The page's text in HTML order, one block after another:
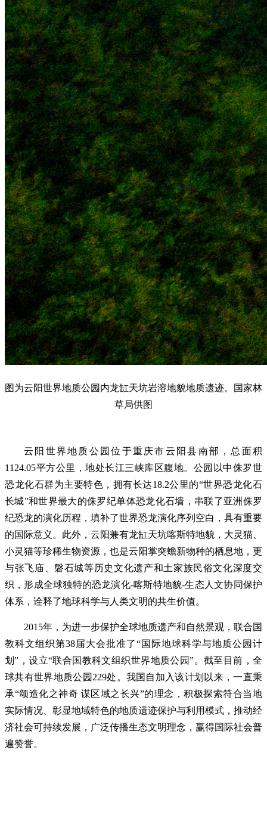
图为云阳世界地质公园内龙缸天坑岩溶地貌地质遗迹。国家林
草局供图
云阳世界地质公园位于重庆市云阳县南部，总面积
1124.05平方公里，地处长江三峡库区腹地。公园以中侏罗世
恐龙化石群为主要特色，拥有长达18.2公里的“世界恐龙化石
长城”和世界最大的侏罗纪单体恐龙化石墙，串联了亚洲侏罗
纪恐龙的演化历程，填补了世界恐龙演化序列空白，具有重要
的国际意义。此外，云阳兼有龙缸天坑喀斯特地貌，大灵猫、
小灵猫等珍稀生物资源，也是云阳掌突蟾新物种的栖息地，更
与张飞庙、磐石城等历史文化遗产和土家族民俗文化深度交
织，形成全球独特的恐龙演化-喀斯特地貌-生态人文协同保护
体系，诠释了地球科学与人类文明的共生价值。
2015年，为进一步保护全球地质遗产和自然景观，联合国
教科文组织第38届大会批准了“国际地球科学与地质公园计
划”，设立“联合国教科文组织世界地质公园”。截至目前，全
球共有世界地质公园229处。我国自加入该计划以来，一直秉
承“颂造化之神奇 谋区域之长兴”的理念，积极探索符合当地
实际情况、彰显地域特色的地质遗迹保护与利用模式，推动经
济社会可持续发展，广泛传播生态文明理念，赢得国际社会普
遍赞誉。